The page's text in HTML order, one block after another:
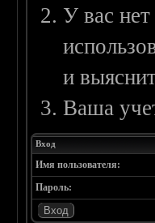
У вас
и
Ваша
Вход
Имя пользователя:
Пароль: